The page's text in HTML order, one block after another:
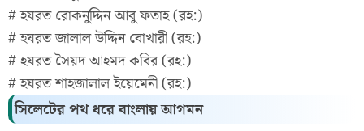
# হযরত রোকনুদ্দিন আবু ফতাহ (রহ:)
# হযরত জালাল উদ্দিন বোখারী (রহ:)
# হযরত সৈয়দ আহমদ কবির (রহ:)
# হযরত শাহজালাল ইয়েমেনী (রহ:)
সিলেটের পথ ধরে বাংলায় আগমন